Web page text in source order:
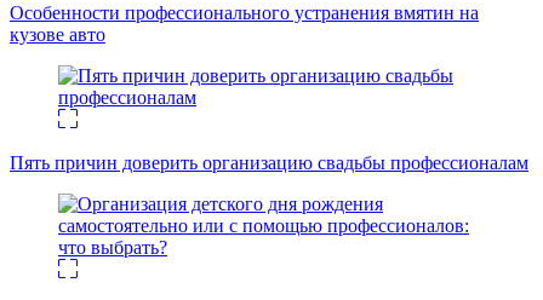
Особенности профессионального устранения вмятин на
кузове авто
Пять причин доверить организацию свадьбы профессионалам